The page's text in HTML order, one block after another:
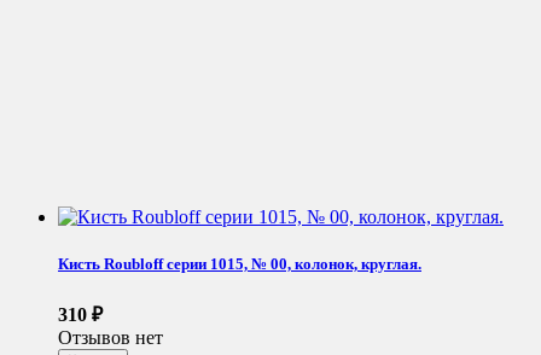
Кисть Roubloff серии 1015, № 00, колонок, круглая.
310 ₽
Отзывов нет